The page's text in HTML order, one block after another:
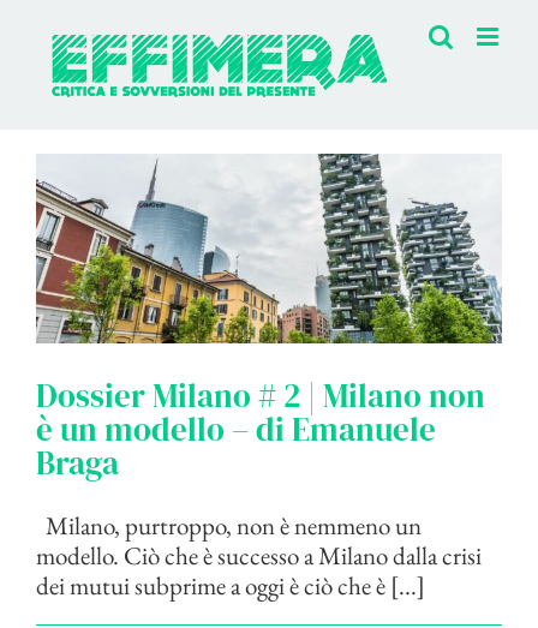
contenuto
Dossier Milano # 2 | Milano non
è un modello – di Emanuele
Braga
Milano, purtroppo, non è nemmeno un
modello. Ciò che è successo a Milano dalla crisi
dei mutui subprime a oggi è ciò che è [...]